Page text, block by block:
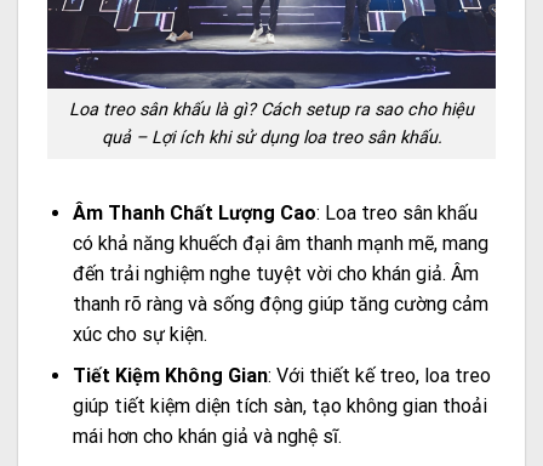
Loa treo sân khấu là gì? Cách setup ra sao cho hiệu
quả – Lợi ích khi sử dụng loa treo sân khấu.
Âm Thanh Chất Lượng Cao: Loa treo sân khấu
có khả năng khuếch đại âm thanh mạnh mẽ, mang
đến trải nghiệm nghe tuyệt vời cho khán giả. Âm
thanh rõ ràng và sống động giúp tăng cường cảm
xúc cho sự kiện.
Tiết Kiệm Không Gian: Với thiết kế treo, loa treo
giúp tiết kiệm diện tích sàn, tạo không gian thoải
mái hơn cho khán giả và nghệ sĩ.